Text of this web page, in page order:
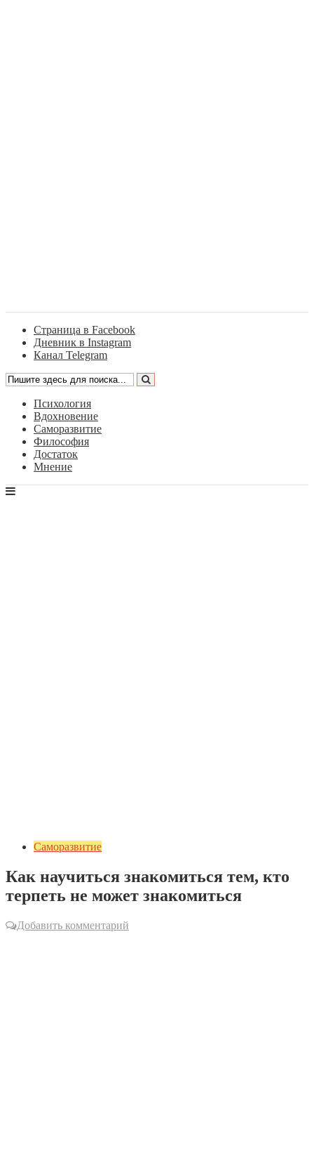
Страница в Facebook
Дневник в Instagram
Канал Telegram
Психология
Вдохновение
Саморазвитие
Философия
Достаток
Мнение
Саморазвитие
Как научиться знакомиться тем, кто
терпеть не может знакомиться
Добавить комментарий